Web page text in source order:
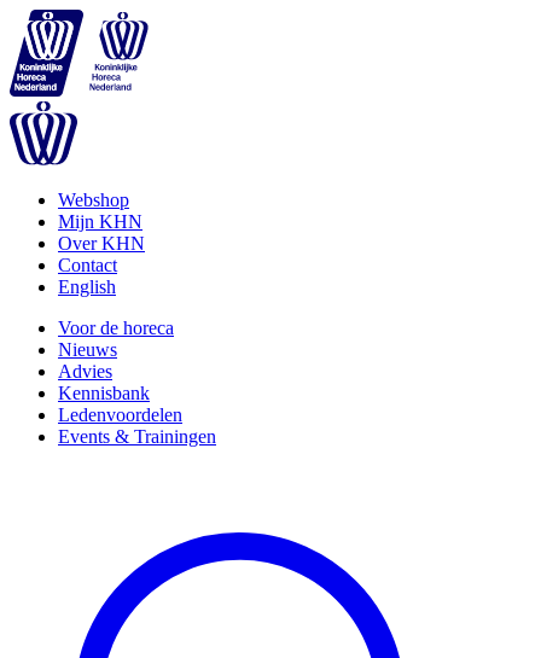
Webshop
Mijn KHN
Over KHN
Contact
English
Voor de horeca
Nieuws
Advies
Kennisbank
Ledenvoordelen
Events & Trainingen